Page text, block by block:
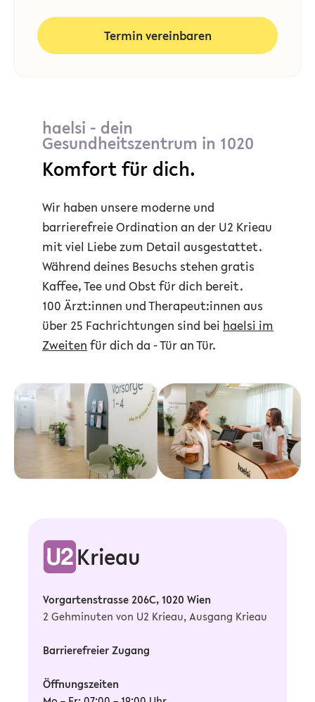
Termin vereinbaren
haelsi - dein
Gesundheitszentrum in 1020
Komfortfür dich.
Wir haben unsere moderne und
barrierefreie Ordination an der U2 Krieau
mit viel Liebe zum Detail ausgestattet.
Während deines Besuchs stehen gratis
Kaffee, Tee und Obst für dich bereit.
100 Ärzt:innen und Therapeut:innen aus
über 25 Fachrichtungen sind bei haelsi im
Zweiten für dich da - Tür an Tür.
Krieau
Vorgartenstrasse 206C, 1020 Wien
2 Gehminuten von U2 Krieau, Ausgang Krieau
Barrierefreier Zugang
Öffnungszeiten